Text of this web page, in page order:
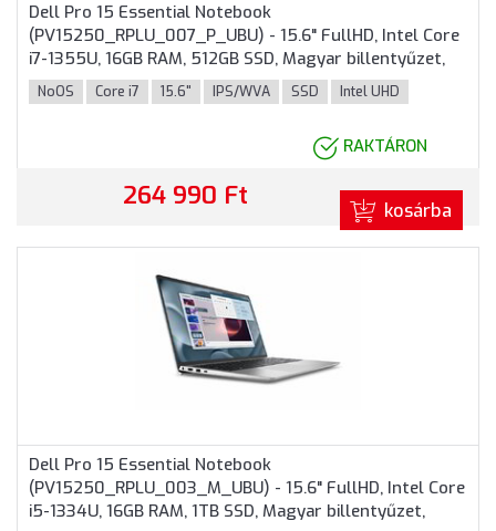
Dell Pro 15 Essential Notebook
(PV15250_RPLU_007_P_UBU) - 15.6" FullHD, Intel Core
i7-1355U, 16GB RAM, 512GB SSD, Magyar billentyűzet,
Operációs rendszer nélkül, 3 év garancia, Fekete
színben
NoOS Core i7 15.6" IPS/WVA SSD Intel UHD
RAKTÁRON
264 990 Ft kosárba
Dell Pro 15 Essential Notebook
(PV15250_RPLU_003_M_UBU) - 15.6" FullHD, Intel Core
i5-1334U, 16GB RAM, 1TB SSD, Magyar billentyűzet,